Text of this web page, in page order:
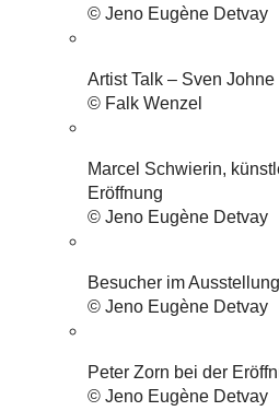
© Jeno Eugène Detvay
Artist Talk – Sven
© Falk Wenzel
Marcel Schwierin,
Eröffnung
© Jeno Eugène Detvay
Besucher im
© Jeno Eugène Detvay
Peter Zorn bei der
© Jeno Eugène Detvay